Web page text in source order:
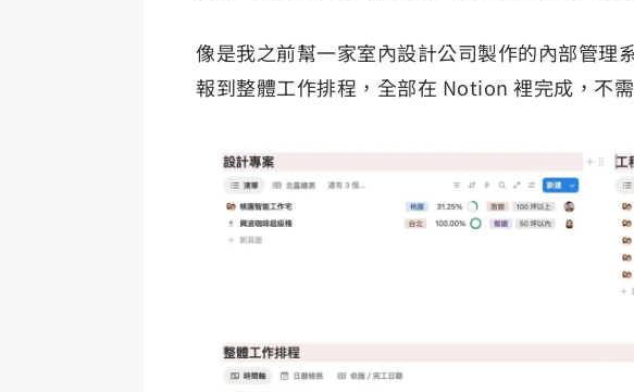
像是我之前幫一家室內設計公司製作的內部管理
報到整體工作排程，全部在 Notion 裡完成，不